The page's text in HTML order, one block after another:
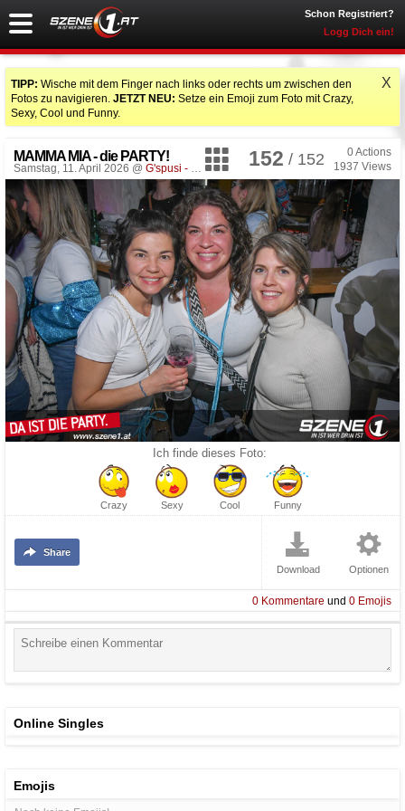
Schon Registriert?
Logg Dich ein!
X
TIPP: Wische mit dem Finger nach links oder rechts um zwischen den
Fotos zu navigieren. JETZT NEU: Setze ein Emoji zum Foto mit Crazy,
Sexy, Cool und Funny.
0Actions
1937 Views
152 / 152
MAMMA MIA - die PARTY!
Samstag, 11. April 2026 @ G'spusi - dein Tanz & Flirtlokal , Vöcklabruck
Ich finde dieses Foto:
Crazy Sexy Cool Funny
Share
Download
Optionen
0 Kommentare und 0 Emojis
Online Singles
Emojis